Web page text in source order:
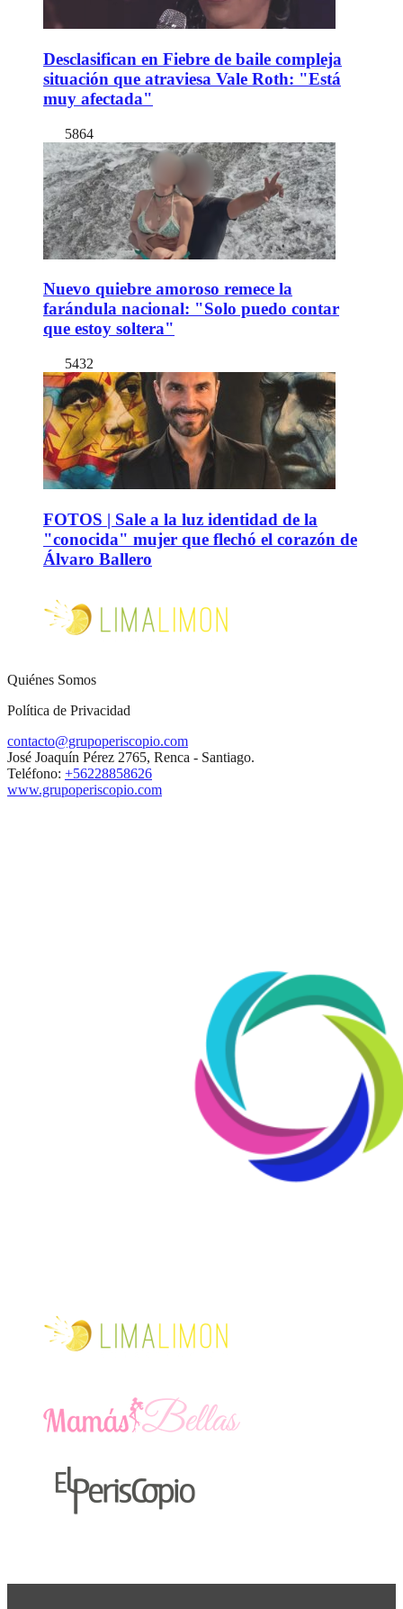
Desclasifican en Fiebre de baile compleja
situación que atraviesa Vale Roth: "Está
muy afectada"
5864
Nuevo quiebre amoroso remece la
farándula nacional: "Solo puedo contar
que estoy soltera"
5432
FOTOS | Sale a la luz identidad de la
"conocida" mujer que flechó el corazón de
Álvaro Ballero
Quiénes Somos
Política de Privacidad
contacto@grupoperiscopio.com
José Joaquín Pérez 2765, Renca - Santiago.
Teléfono: +56228858626
www.grupoperiscopio.com